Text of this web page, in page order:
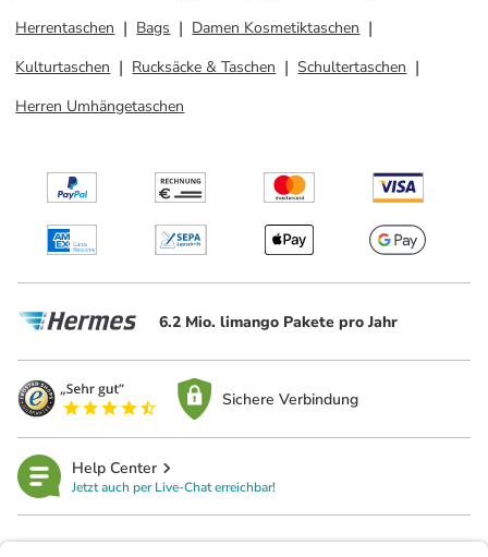
Herrentaschen
Bags
Damen Kosmetiktaschen
Kulturtaschen
Rucksäcke & Taschen
Schultertaschen
Herren Umhängetaschen
6.2 Mio. limango Pakete pro Jahr
Sichere Verbindung
Help Center
Jetzt auch per Live-Chat erreichbar!